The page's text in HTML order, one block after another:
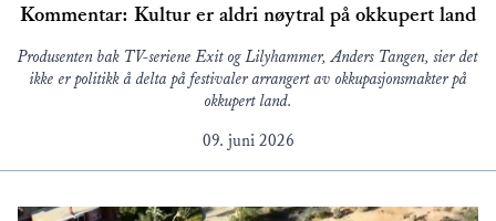
Kommentar: Kultur er aldri nøytral på okkupert land
Produsenten bak TV-seriene Exit og Lilyhammer, Anders Tangen, sier det
ikke er politikk å delta på festivaler arrangert av okkupasjonsmakter på
okkupert land.
09. juni 2026